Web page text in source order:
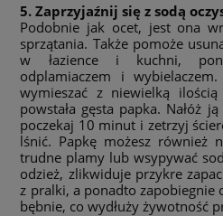
5. Zaprzyjaźnij się z sodą
Podobnie jak ocet, jest ona
sprzątania. Także pomoże
w łazience i kuchni,
odplamiaczem i
wymieszać z niewielką
powstała gęsta papka. Nałóż
poczekaj 10 minut i zetrzyj
lśnić. Papkę możesz również
trudne plamy lub wsypywać
odzież, zlikwiduje przykre
z pralki, a ponadto zapobiegnie
bębnie, co wydłuży żywotność